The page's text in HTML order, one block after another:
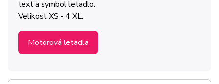
text a symbol letadlo.
Velikost XS - 4 XL.
Motorová letadla